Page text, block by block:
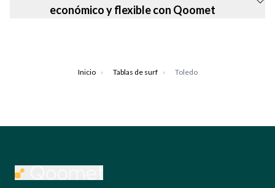
económico y flexible con Qoomet
Inicio › Tablas de surf › Toledo